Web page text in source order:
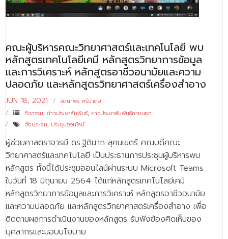
คณะผู้บริหารคณะวิทยาศาสตร์และเทคโนโลยี พบ
หลักสูตรเทคโนโลยีเคมี หลักสูตรวิทยาการข้อมูล
และการวิเคราะห์ หลักสูตรอาชีวอนามัยและความ
ปลอดภัย และหลักสูตรวิทยาศาสตร์เครื่องสำอาง
JUN 18, 2021
รัตนาพร ศรีมาตย์
กิจกรรม, ข่าวประชาสัมพันธ์, ข่าวประชาสัมพันธ์ภายนอก
จัดประชุม, ประชุมออนไลน์
ผู้ช่วยศาสตราจารย์ ดร.ฐิตินาถ สุคนเขตร์ คณบดีคณะ
วิทยาศาสตร์และเทคโนโลยี เป็นประธานการประชุมผู้บริหารพบ
หลักสูตร ทั้งนี้ได้ประชุมออนไลน์ผ่านระบบ Microsoft Teams
ในวันที่ 18 มิถุนายน 2564 ได้แก่หลักสูตรเทคโนโลยีเคมี
หลักสูตรวิทยาการข้อมูลและการวิเคราะห์ หลักสูตรอาชีวอนามัย
และความปลอดภัย และหลักสูตรวิทยาศาสตร์เครื่องสำอาง เพื่อ
ติดตามผลการดำเนินงานของหลักสูตร รับฟังข้องคิดเห็นของ
บุคลากรและมอบนโยบาย